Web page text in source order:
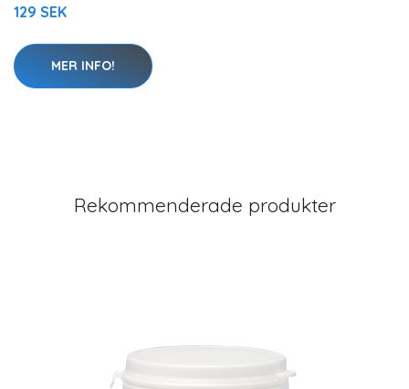
129 SEK
MER INFO!
Rekommenderade produkter